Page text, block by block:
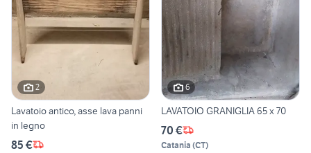
2
Lavatoio antico, asse lava panni
in legno
85 €
6
LAVATOIO GRANIGLIA 65 x 70
70 €
Catania (CT)